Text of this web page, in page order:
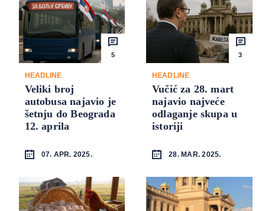
5
HEADLINE
Veliki broj
autobusa najavio je
šetnju do Beograda
12. aprila
07. APR. 2025.
3
HEADLINE
Vučić za 28. mart
najavio najveće
odlaganje skupa u
istoriji
28. MAR. 2025.